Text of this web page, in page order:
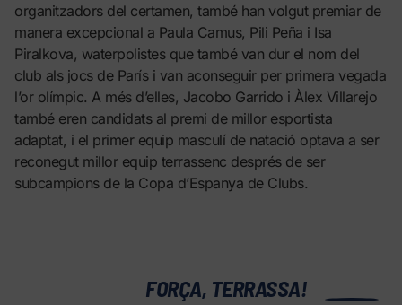
organitzadors del certamen, també han volgut premiar de
manera excepcional a Paula Camus, Pili Peña i Isa
Piralkova, waterpolistes que també van dur el nom del
club als jocs de París i van aconseguir per primera vegada
l’or olímpic. A més d’elles, Jacobo Garrido i Àlex Villarejo
també eren candidats al premi de millor esportista
adaptat, i el primer equip masculí de natació optava a ser
reconegut millor equip terrassenc després de ser
subcampions de la Copa d’Espanya de Clubs.
FORÇA, TERRASSA!